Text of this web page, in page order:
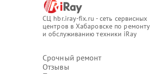
СЦ hbr.iray-fix.ru - сеть сервисных
центров в Хабаровске по ремонту
и обслуживанию техники iRay
Срочный ремонт
Отзывы